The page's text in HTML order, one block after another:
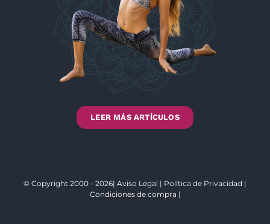
LEER MÁS ARTÍCULOS
© Copyright 2000 - 2026| Aviso Legal | Política de Privacidad |
Condiciones de compra |